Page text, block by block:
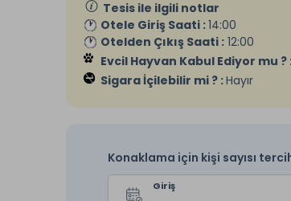
Tesis ile ilgili notlar
Otele Giriş Saati :14:00
Otelden Çıkış Saati : 12:00
Evcil Hayvan Kabul Ediyor mu ?
Sigara İçilebilir mi ? :Hayır
Konaklama için kişi sayısı
Giriş